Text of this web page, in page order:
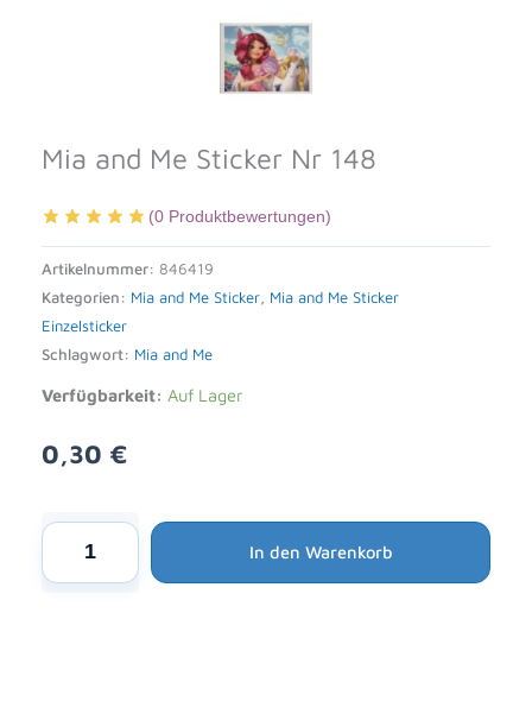
Mia and Me Sticker Nr 148
(0 Produktbewertungen)
Artikelnummer: 846419
Kategorien: Mia and Me Sticker, Mia and Me Sticker
Einzelsticker
Schlagwort: Mia and Me
Verfügbarkeit: Auf Lager
0,30 €
Mia
In den Warenkorb
Alternative: